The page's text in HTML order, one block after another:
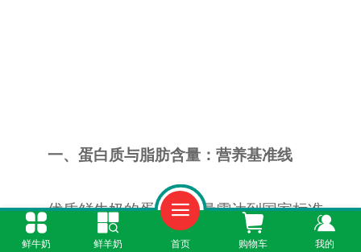
一、蛋白质与脂肪含量：营养基准线
优质鲜牛奶的蛋白质含量需达到国家标准
（≥2.9g/100ml），脂肪含量则应≥3.1g/100ml。
鲜牛奶 鲜羊奶 首页 购物车 我的